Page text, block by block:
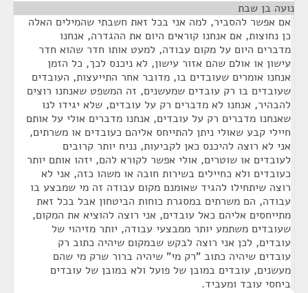
נועה בן שבת
אם אפשר להסביר, למה אני בכל זאת חשבתי שהמילים האלה
כן נחוצות, אם אנחנו קוראים היום את ההגדרה, אנחנו
מדברים היום על מקום עבודה, למעט אותו חדר שהוא חדר
עישון או אולם שהם אזור עישון, לא ניכנס לכך, כל הזמן
אנחנו אומרים שעובדים בו, מדובר אחר התייעצות, העובדים
שעובדים בו רק עובדים שמעשנים, זה המשפט שאנחנו רוצים
להבהיר, אנחנו לא מדברים רק על עובדים, שלא יגידו לנו
שאנחנו מדברים רק על עובדים, אנחנו מדברים אולי על אותם
חיילי קבע שאולי ניתן להתייחס אליהם כעובדים או משרתים,
אני לא רוצה להיכנס כאן לקביעות, נניח יותר קרובים
לעובדים או שוטרים, אולי אפשר לקורא להם, יזהו אותם יותר
כעובדים ולא כחיילים בשירות חובה או משהו כזה, אני לא
רוצה שיתחילו להגיד שאומנם מקום עבודה זה מי שמבצע בו
עבודה, הם משרתים במסגרת כוחות הביטחון אבל בכל זאת
מתייחסים אליהם כאל עובדים, אני רוצה להוציא את המקום,
שעובדים משתמע יותר ממבצעי עבודה, יותר מזיהוי של
עובדים, לכן אני רוצה לבקש שבמקום שיהיה כתוב רק
עובדים שיהיה כתוב "רק מי" שיהיה ברור שרק מי שהם
מעשנים, עובדים במובן של פועל ולא במובן של עובדים
ביחסי עובד ומעביד.